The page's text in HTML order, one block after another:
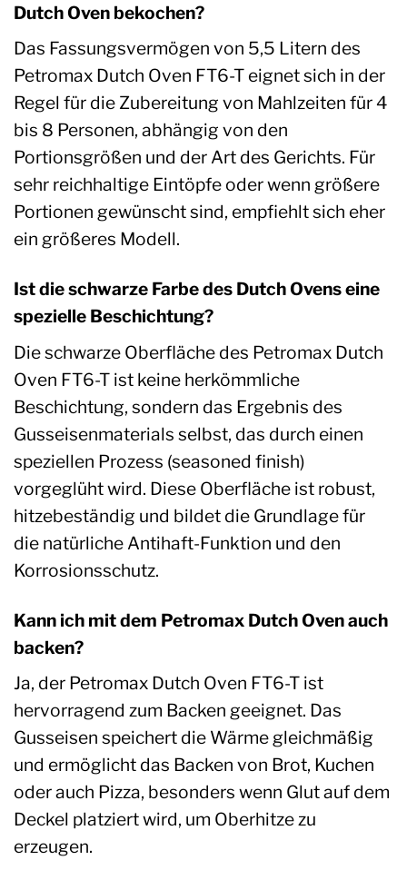
Dutch Oven bekochen?
Das Fassungsvermögen von 5,5 Litern des
Petromax Dutch Oven FT6-T eignet sich in der
Regel für die Zubereitung von Mahlzeiten für 4
bis 8 Personen, abhängig von den
Portionsgrößen und der Art des Gerichts. Für
sehr reichhaltige Eintöpfe oder wenn größere
Portionen gewünscht sind, empfiehlt sich eher
ein größeres Modell.
Ist die schwarze Farbe des Dutch Ovens eine
spezielle Beschichtung?
Die schwarze Oberfläche des Petromax Dutch
Oven FT6-T ist keine herkömmliche
Beschichtung, sondern das Ergebnis des
Gusseisenmaterials selbst, das durch einen
speziellen Prozess (seasoned finish)
vorgeglüht wird. Diese Oberfläche ist robust,
hitzebeständig und bildet die Grundlage für
die natürliche Antihaft-Funktion und den
Korrosionsschutz.
Kann ich mit dem Petromax Dutch Oven auch
backen?
Ja, der Petromax Dutch Oven FT6-T ist
hervorragend zum Backen geeignet. Das
Gusseisen speichert die Wärme gleichmäßig
und ermöglicht das Backen von Brot, Kuchen
oder auch Pizza, besonders wenn Glut auf dem
Deckel platziert wird, um Oberhitze zu
erzeugen.